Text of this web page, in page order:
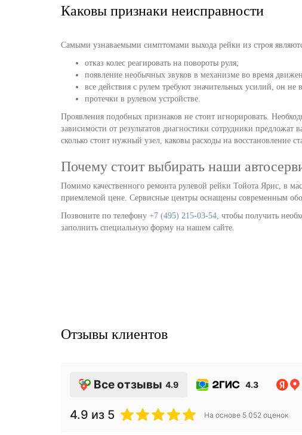
Каковы признаки неисправности
Самыми узнаваемыми симптомами выхода рейки из строя
отказ колес реагировать на повороты руля;
появление необычных звуков в механизме во время
все действия с рулем требуют значительных усилий, он не
протечки в рулевом устройстве.
Проявления подобных признаков не стоит игнорировать.
зависимости от результатов диагностики сотрудники
сколько стоит нужный узел, каковы расходы на восстановление
Почему стоит выбирать наши
Помимо качественного ремонта рулевой рейки Тойота Ярис, в
приемлемой цене. Сервисные центры оснащены современным
Позвоните по телефону +7 (495) 215-03-54, чтобы получить
заполнить специальную форму на нашем сайте.
Отзывы клиентов
Все отзывы 4.9 4.3
4.9 из 5 На основе 5 052 оценок